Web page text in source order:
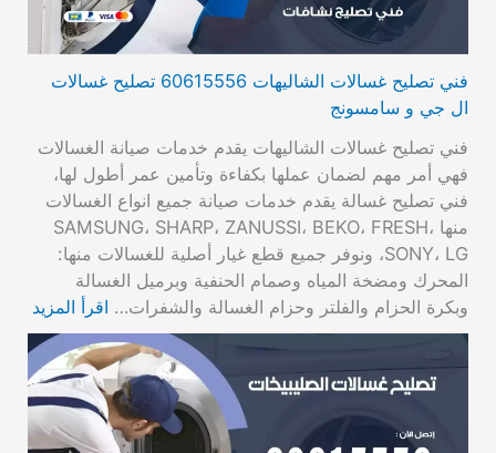
فني تصليح غسالات الشاليهات 60615556 تصليح غسالات
ال جي و سامسونج
فني تصليح غسالات الشاليهات يقدم خدمات صيانة الغسالات
فهي أمر مهم لضمان عملها بكفاءة وتأمين عمر أطول لها،
فني تصليح غسالة يقدم خدمات صيانة جميع انواع الغسالات
منها SAMSUNG، SHARP، ZANUSSI، BEKO، FRESH،
SONY، LG، ونوفر جميع قطع غيار أصلية للغسالات منها:
المحرك ومضخة المياه وصمام الحنفية وبرميل الغسالة
وبكرة الحزام والفلتر وحزام الغسالة والشفرات… اقرأ المزيد